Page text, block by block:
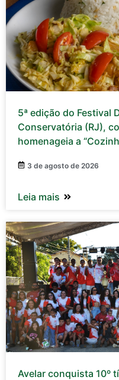
5ª edição do Festival
Conservatória (RJ),
homenageia a
3 de agosto de 2026
Leia mais
Avelar conquista 10º